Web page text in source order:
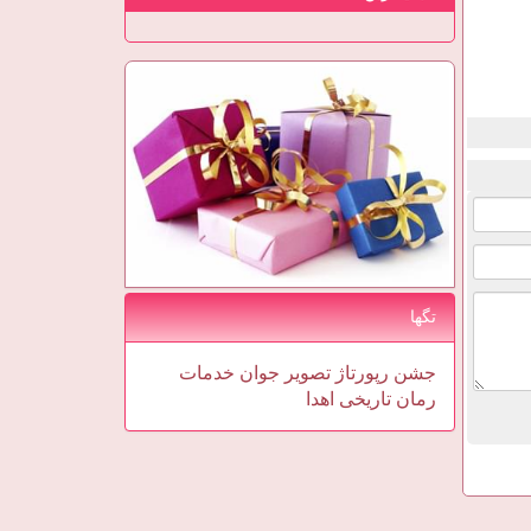
تگها
جشن رپورتاژ تصویر جوان خدمات
رمان تاریخی اهدا